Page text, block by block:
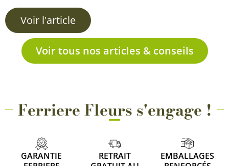
Voir l'article
Voir tous nos articles & conseils
Ferriere Fleurs s'engage !
GARANTIE
RETRAIT
EMBALLAGES